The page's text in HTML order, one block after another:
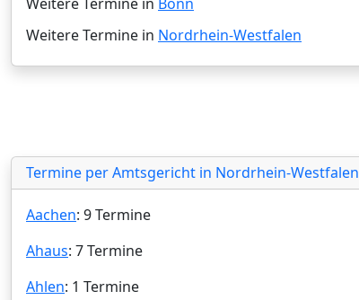
Weitere Termine in Nordrhein-Westfalen
Termine per Amtsgericht in Nordrhein-Westfalen
Aachen: 9 Termine
Ahaus: 7 Termine
Ahlen: 1 Termine